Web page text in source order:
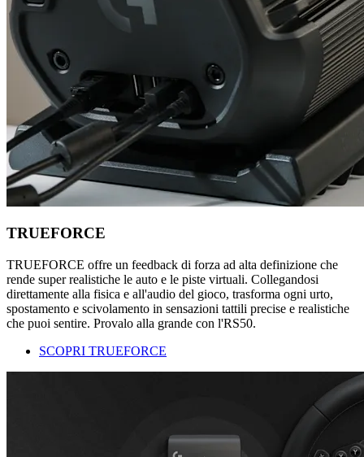
TRUEFORCE
TRUEFORCE offre un feedback di forza ad alta definizione che
rende super realistiche le auto e le piste virtuali. Collegandosi
direttamente alla fisica e all'audio del gioco, trasforma ogni urto,
spostamento e scivolamento in sensazioni tattili precise e realistiche
che puoi sentire. Provalo alla grande con l'RS50.
SCOPRI TRUEFORCE